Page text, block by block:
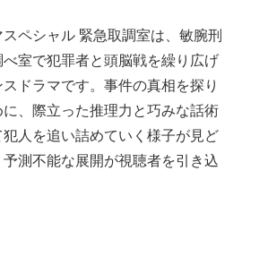
ペシャル 緊急取調室は、敏腕刑
室で犯罪者と頭脳戦を繰り広げ
スドラマです。事件の真相を探り
に、際立った推理力と巧みな話術
犯人を追い詰めていく様子が見ど
予測不能な展開が視聴者を引き込